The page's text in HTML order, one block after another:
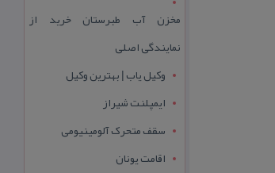
مخزن آب طبرستان خرید از
نمایندگی اصلی
وکیل یاب | بهترین وکیل
ایمپلنت شیراز
سقف متحرک آلومینیومی
اقامت یونان